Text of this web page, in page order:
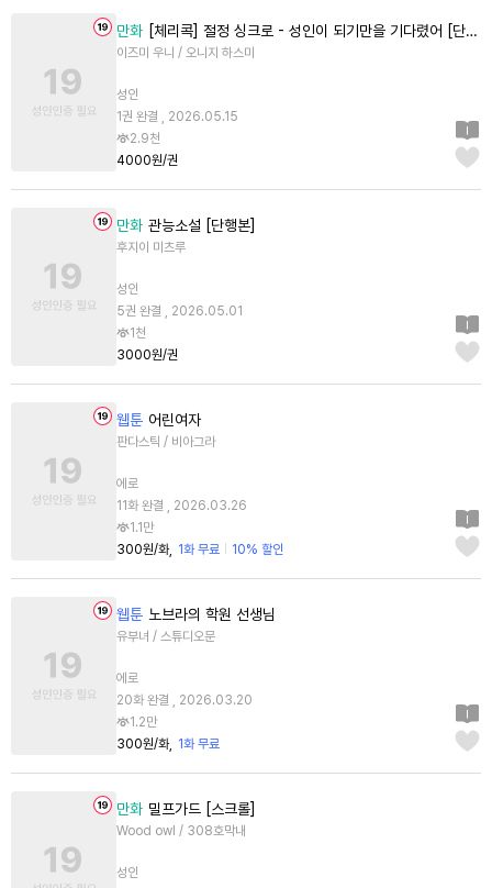
만화 [체리콕] 절정 싱크로 - 성인이 되기만을 기다렸어 [단행본]
이즈미 우니 / 오니지 하스미
성인
1권 완결 , 2026.05.15
2.9천
4000원/권
만화 관능소설 [단행본]
후지이 미츠루
성인
5권 완결 , 2026.05.01
1천
3000원/권
웹툰 어린여자
판다스틱 / 비아그라
에로
11화 완결 , 2026.03.26
1.1만
300원/화
1화 무료 10% 할인
웹툰 노브라의 학원 선생님
유부녀 / 스튜디오문
에로
20화 완결 , 2026.03.20
1.2만
300원/화
1화 무료
만화 밀프가드 [스크롤]
Wood owl / 308호막내
성인